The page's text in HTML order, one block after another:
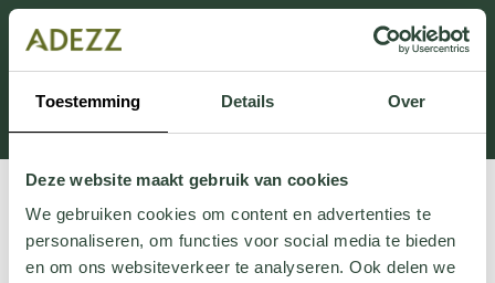
Toestemming Details Over
Deze website maakt gebruik van cookies
We gebruiken cookies om content en advertenties te
personaliseren, om functies voor social media te bieden
en om ons websiteverkeer te analyseren. Ook delen we
Dieser Abschnitt wird derzeit gewartet.
Wenn Sie Informationen vermissen, können Sie uns
unter +31 413 395 294 anrufen oder uns unter